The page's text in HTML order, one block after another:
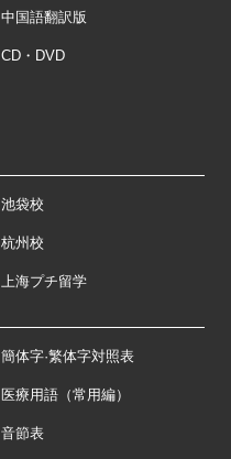
中国語翻訳版
CD・DVD
池袋校
杭州校
上海プチ留学
簡体字·繁体字対照表
医療用語（常用編）
音節表